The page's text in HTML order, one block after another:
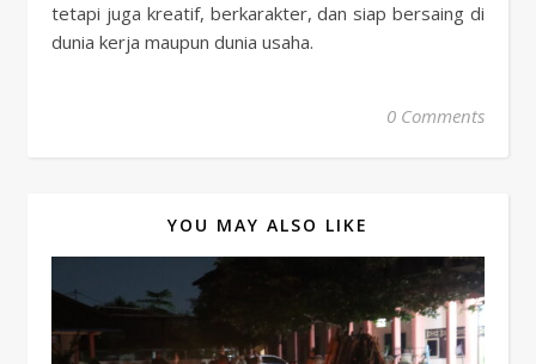
tetapi juga kreatif, berkarakter, dan siap bersaing di
dunia kerja maupun dunia usaha.
0 Comments
YOU MAY ALSO LIKE